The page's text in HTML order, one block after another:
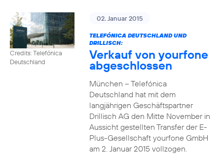
Credits: Telefónica
Deutschland
02. Januar 2015
TELEFÓNICA DEUTSCHLAND UND
DRILLISCH:
Verkauf von yourfone
abgeschlossen
München – Telefónica
Deutschland hat mit dem
langjährigen Geschäftspartner
Drillisch AG den Mitte November in
Aussicht gestellten Transfer der E-
Plus-Gesellschaft yourfone GmbH
am 2. Januar 2015 vollzogen.